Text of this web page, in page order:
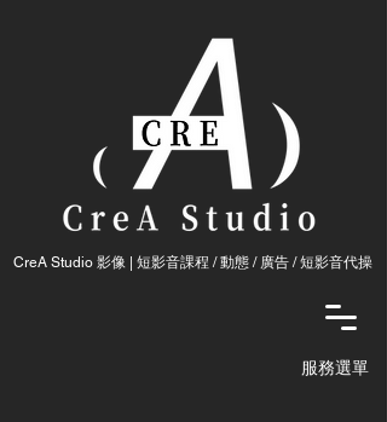
服務選單
CreA Studio 影像 | 短影音課程 / 動態 / 廣告 / ​短影音代操